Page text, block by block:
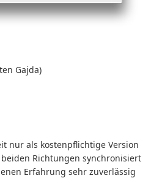
Gajda)
nur als kostenpflichtige Version
Richtungen synchronisiert
Erfahrung sehr zuverlässig